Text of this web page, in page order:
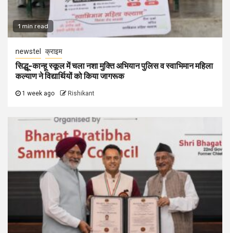
1 min read
newstel क्राइम
सिद्धू-कान्हू स्कूल में चला नशा मुक्ति अभियान पुलिस व स्वाभिमान महिला
कल्याण ने विद्यार्थियों को किया जागरूक
1 week ago Rishikant